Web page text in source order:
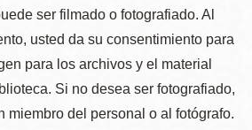
ser filmado o fotografiado. Al
usted da su consentimiento para
para los archivos y el material
Si no desea ser fotografiado,
miembro del personal o al fotógrafo.